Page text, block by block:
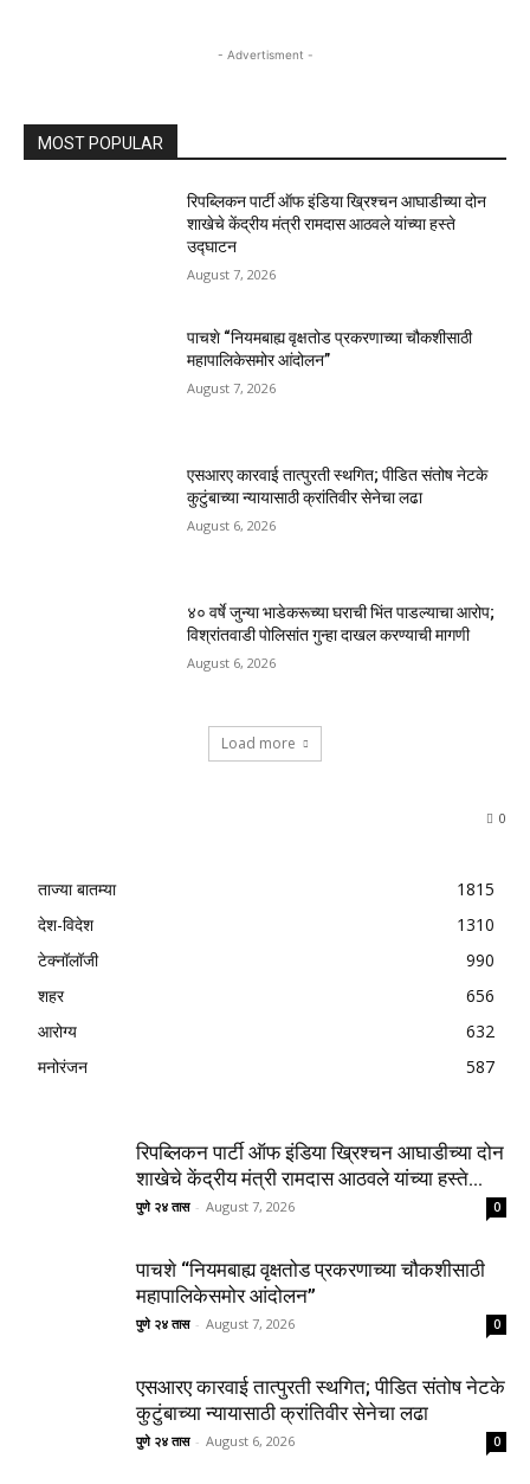
- Advertisment -
MOST POPULAR
रिपब्लिकन पार्टी ऑफ इंडिया ख्रिश्चन आघाडीच्या दोन
शाखेचे केंद्रीय मंत्री रामदास आठवले यांच्या हस्ते
उद्घाटन
August 7, 2026
पाचशे “नियमबाह्य वृक्षतोड प्रकरणाच्या चौकशीसाठी
महापालिकेसमोर आंदोलन”
August 7, 2026
एसआरए कारवाई तात्पुरती स्थगित; पीडित संतोष नेटके
कुटुंबाच्या न्यायासाठी क्रांतिवीर सेनेचा लढा
August 6, 2026
४० वर्षे जुन्या भाडेकरूच्या घराची भिंत पाडल्याचा आरोप;
विश्रांतवाडी पोलिसांत गुन्हा दाखल करण्याची मागणी
August 6, 2026
Load more
0
ताज्या बातम्या
1815
देश-विदेश
1310
टेक्नॉलॉजी
990
शहर
656
आरोग्य
632
मनोरंजन
587
रिपब्लिकन पार्टी ऑफ इंडिया ख्रिश्चन आघाडीच्या दोन
शाखेचे केंद्रीय मंत्री रामदास आठवले यांच्या हस्ते...
पुणे २४ तास - August 7, 2026 0
पाचशे “नियमबाह्य वृक्षतोड प्रकरणाच्या चौकशीसाठी
महापालिकेसमोर आंदोलन”
पुणे २४ तास - August 7, 2026 0
एसआरए कारवाई तात्पुरती स्थगित; पीडित संतोष नेटके
कुटुंबाच्या न्यायासाठी क्रांतिवीर सेनेचा लढा
पुणे २४ तास - August 6, 2026 0